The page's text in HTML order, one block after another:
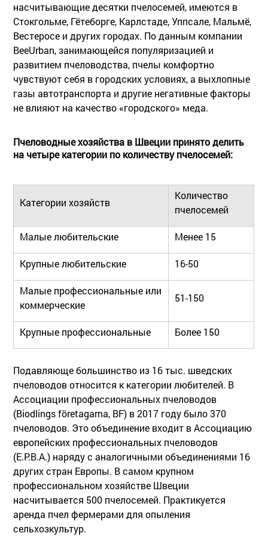
насчитывающие десятки пчелосемей, имеются в
Стокгольме, Гётеборге, Карлстаде, Уппсале, Мальмё,
Вестеросе и других городах. По данным компании
BeeUrban, занимающейся популяризацией и
развитием пчеловодства, пчелы комфортно
чувствуют себя в городских условиях, а выхлопные
газы автотранспорта и другие негативные факторы
не влияют на качество «городского» меда.
Пчеловодные хозяйства в Швеции принято делить
на четыре категории по количеству пчелосемей:
Категории хозяйств
Количество
пчелосемей
Малые любительские Менее 15
Крупные любительские 16-50
Малые профессиональные или
коммерческие
51-150
Крупные профессиональные Более 150
Подавляюще большинство из 16 тыс. шведских
пчеловодов относится к категории любителей. В
Ассоциации профессиональных пчеловодов
(Biodlings företagarna, BF) в 2017 году было 370
пчеловодов. Это объединение входит в Ассоциацию
европейских профессиональных пчеловодов
(E.P.B.A.) наряду с аналогичными объединениями 16
других стран Европы. В самом крупном
профессиональном хозяйстве Швеции
насчитывается 500 пчелосемей. Практикуется
аренда пчел фермерами для опыления
сельхозкультур.